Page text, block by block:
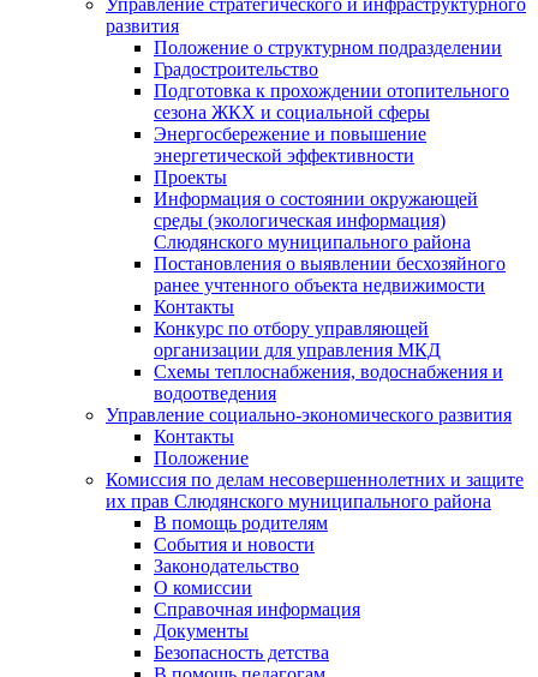
Управление стратегического и инфраструктурного
развития
Положение о структурном подразделении
Градостроительство
Подготовка к прохождении отопительного
сезона ЖКХ и социальной сферы
Энергосбережение и повышение
энергетической эффективности
Проекты
Информация о состоянии окружающей
среды (экологическая информация)
Слюдянского муниципального района
Постановления о выявлении бесхозяйного
ранее учтенного объекта недвижимости
Контакты
Конкурс по отбору управляющей
организации для управления МКД
Схемы теплоснабжения, водоснабжения и
водоотведения
Управление социально-экономического развития
Контакты
Положение
Комиссия по делам несовершеннолетних и защите
их прав Слюдянского муниципального района
В помощь родителям
События и новости
Законодательство
О комиссии
Справочная информация
Документы
Безопасность детства